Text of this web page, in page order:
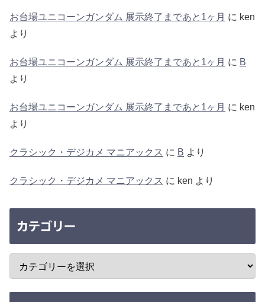
お台場ユニコーンガンダム 展示終了まであと1ヶ月 に ken
より
お台場ユニコーンガンダム 展示終了まであと1ヶ月 に B
より
お台場ユニコーンガンダム 展示終了まであと1ヶ月 に ken
より
クラシック・デジカメ マニアックス に B より
クラシック・デジカメ マニアックス に ken より
カテゴリー